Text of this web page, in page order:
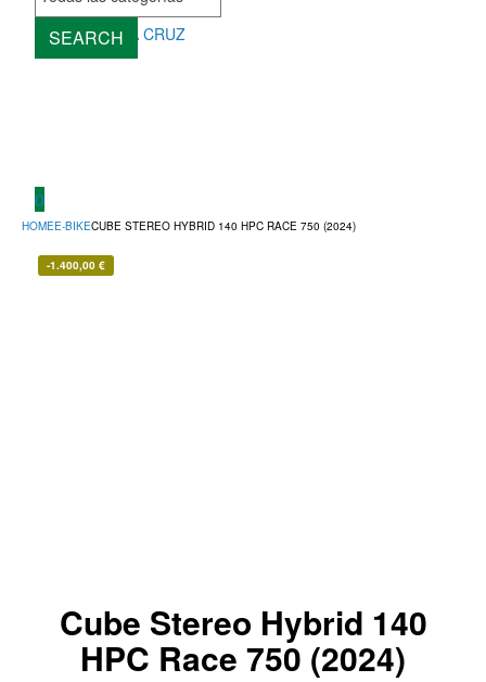
SANTA CRUZ
SEARCH
0
HOMEE-BIKECUBE STEREO HYBRID 140 HPC RACE 750 (2024)
-1.400,00 €
Cube Stereo Hybrid 140
HPC Race 750 (2024)